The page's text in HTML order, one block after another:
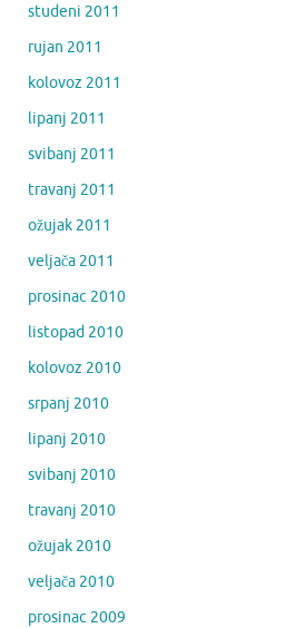
studeni 2011
rujan 2011
kolovoz 2011
lipanj 2011
svibanj 2011
travanj 2011
ožujak 2011
veljača 2011
prosinac 2010
listopad 2010
kolovoz 2010
srpanj 2010
lipanj 2010
svibanj 2010
travanj 2010
ožujak 2010
veljača 2010
prosinac 2009